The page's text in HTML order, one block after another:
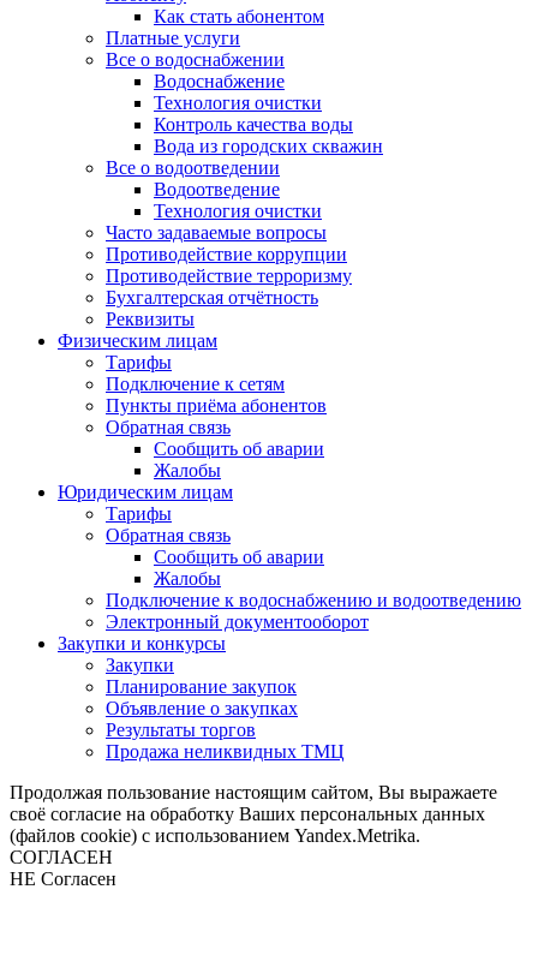
Как стать абонентом
Платные услуги
Все о водоснабжении
Водоснабжение
Технология очистки
Контроль качества воды
Вода из городских скважин
Все о водоотведении
Водоотведение
Технология очистки
Часто задаваемые вопросы
Противодействие коррупции
Противодействие терроризму
Бухгалтерская отчётность
Реквизиты
Физическим лицам
Тарифы
Подключение к сетям
Пункты приёма абонентов
Обратная связь
Сообщить об аварии
Жалобы
Юридическим лицам
Тарифы
Обратная связь
Сообщить об аварии
Жалобы
Подключение к водоснабжению и водоотведению
Электронный документооборот
Закупки и конкурсы
Закупки
Планирование закупок
Объявление о закупках
Результаты торгов
Продажа неликвидных ТМЦ
Продолжая пользование настоящим сайтом, Вы выражаете
своё согласие на обработку Ваших персональных данных
(файлов cookie) с использованием Yandex.Metrika.
СОГЛАСЕН
НЕ Согласен